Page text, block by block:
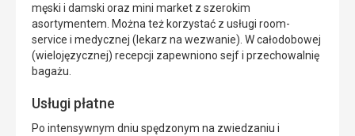
męski i damski oraz mini market z szerokim
asortymentem. Można też korzystać z usługi room-
service i medycznej (lekarz na wezwanie). W całodobowej
(wielojęzycznej) recepcji zapewniono sejf i przechowalnię
bagażu.
Usługi płatne
Po intensywnym dniu spędzonym na zwiedzaniu i